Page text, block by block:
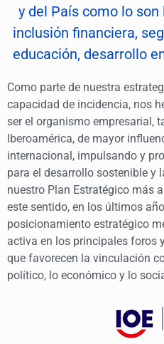
y del País como lo
inclusión financiera,
educación, desarrollo
Como parte de nuestra
capacidad de incidencia, nos
ser el organismo empresarial,
Iberoamérica, de mayor
internacional, impulsando y
para el desarrollo sostenible y
nuestro Plan Estratégico más
este sentido, en los últimos
posicionamiento estratégico
activa en los principales foros
que favorecen la vinculación
político, lo económico y lo